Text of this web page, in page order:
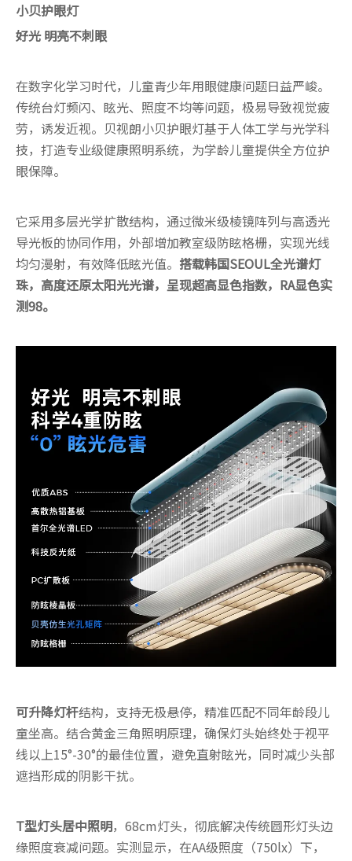
小贝护眼灯
好光 明亮不刺眼
在数字化学习时代，儿童青少年用眼健康问题日益严峻。
传统台灯频闪、眩光、照度不均等问题，极易导致视觉疲
劳，诱发近视。贝视朗小贝护眼灯基于人体工学与光学科
技，打造专业级健康照明系统，为学龄儿童提供全方位护
眼保障。
它采用多层光学扩散结构，通过微米级棱镜阵列与高透光
导光板的协同作用，外部增加教室级防眩格栅，实现光线
均匀漫射，有效降低眩光值。 搭载韩国SEOUL全光谱灯
珠，高度还原太阳光光谱，呈现超高显色指数，RA显色实
测98。
可升降灯杆结构，支持无极悬停，精准匹配不同年龄段儿
童坐高。结合黄金三角照明原理，确保灯头始终处于视平
线以上15°-30°的最佳位置，避免直射眩光，同时减少头部
遮挡形成的阴影干扰。
T型灯头居中照明，68cm灯头，彻底解决传统圆形灯头边
缘照度衰减问题。实测显示，在AA级照度（750lx）下，